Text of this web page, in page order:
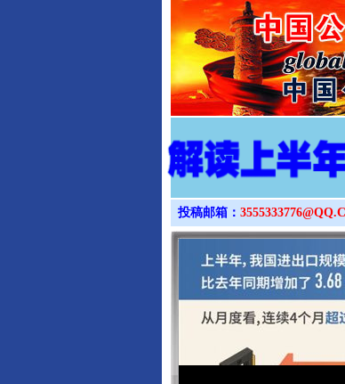
投稿邮箱：
完善运行机制助力